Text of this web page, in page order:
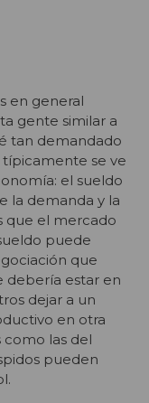
en general
gente similar a
tan demandado
se ve
el sueldo
la demanda y la
que el mercado
puede
que
debería estar en
dejar a un
en otra
como las del
pueden